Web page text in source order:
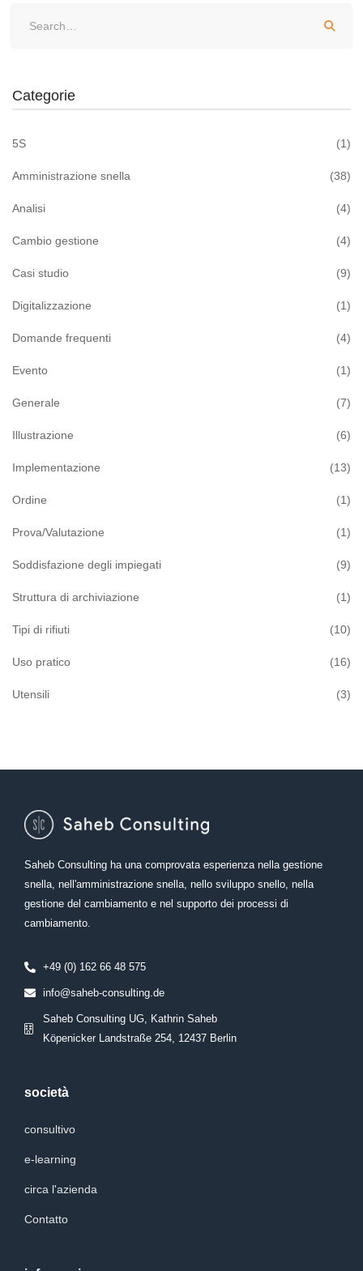
Categorie
5S (1)
Amministrazione snella (38)
Analisi (4)
Cambio gestione (4)
Casi studio (9)
Digitalizzazione (1)
Domande frequenti (4)
Evento (1)
Generale (7)
Illustrazione (6)
Implementazione (13)
Ordine (1)
Prova/Valutazione (1)
Soddisfazione degli impiegati (9)
Struttura di archiviazione (1)
Tipi di rifiuti (10)
Uso pratico (16)
Utensili (3)
Saheb Consulting ha una comprovata esperienza nella gestione
snella, nell'amministrazione snella, nello sviluppo snello, nella
gestione del cambiamento e nel supporto dei processi di
cambiamento.
+49 (0) 162 66 48 575
info@saheb-consulting.de
Saheb Consulting UG, Kathrin Saheb
Köpenicker Landstraße 254, 12437 Berlin
società
consultivo
e-learning
circa l'azienda
Contatto